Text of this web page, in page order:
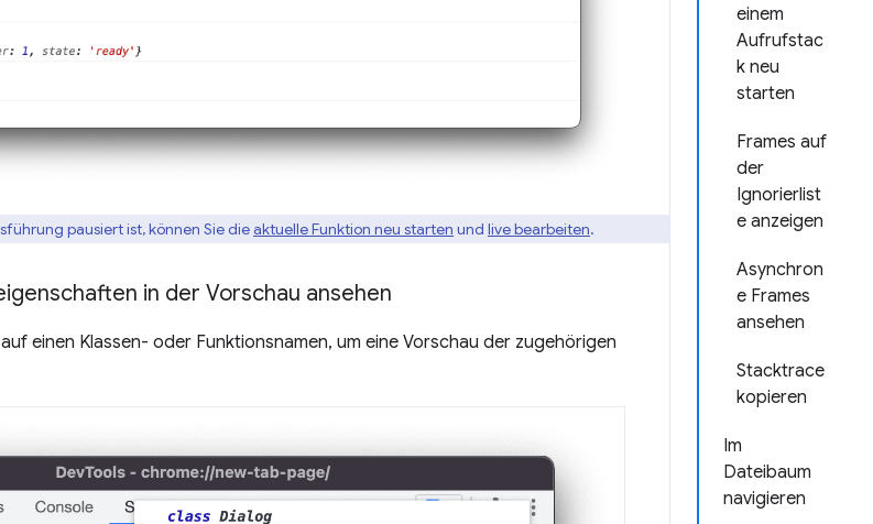
einem
Aufrufstac
k neu
starten
Frames auf
der
Ignorierlist
e anzeigen
Asynchron
e Frames
ansehen
Stacktrace
kopieren
Im
Dateibaum
navigieren
pausiert ist, können Sie dieaktuelle Funktion neu starten und live bearbeiten.
in der Vorschau ansehen
einen Klassen- oder Funktionsnamen, um eine Vorschau der zugehörigen